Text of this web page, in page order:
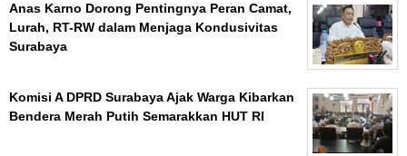
Anas Karno Dorong Pentingnya Peran Camat,
Lurah, RT-RW dalam Menjaga Kondusivitas
Surabaya
Komisi A DPRD Surabaya Ajak Warga Kibarkan
Bendera Merah Putih Semarakkan HUT RI